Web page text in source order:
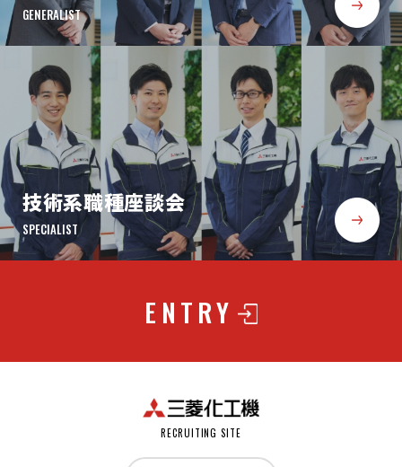
GENERALIST
技術系職種座談会
SPECIALIST
ENTRY
RECRUITING SITE